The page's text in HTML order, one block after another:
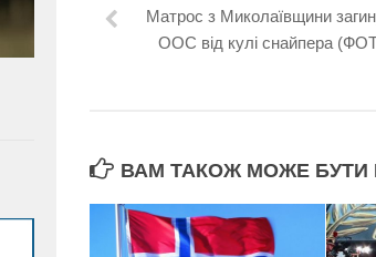
Матрос з Миколаївщини
ООС від кулі снайпера
ВАМ ТАКОЖ МОЖЕ БУТИ